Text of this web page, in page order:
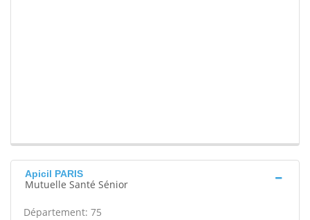
Apicil PARIS
Mutuelle Santé Sénior
Département: 75